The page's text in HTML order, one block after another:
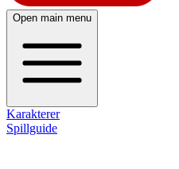
Open main menu
Karakterer
Spillguide